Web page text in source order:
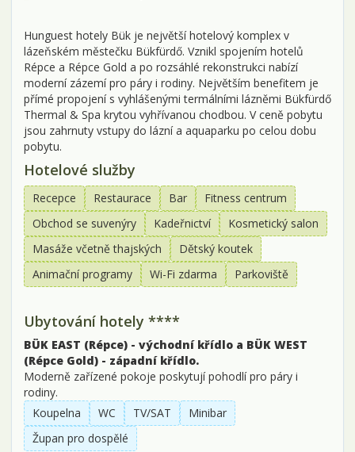
Hunguest hotely Bük je největší hotelový komplex v
lázeňském městečku Bükfürdő. Vznikl spojením hotelů
Répce a Répce Gold a po rozsáhlé rekonstrukci nabízí
moderní zázemí pro páry i rodiny. Největším benefitem je
přímé propojení s vyhlášenými termálními lázněmi Bükfürdő
Thermal & Spa krytou vyhřívanou chodbou. V ceně pobytu
jsou zahrnuty vstupy do lázní a aquaparku po celou dobu
pobytu.
Hotelové služby
Recepce Restaurace Bar
Fitness centrum
Obchod se suvenýry
Kadeřnictví
Kosmetický salon
Masáže včetně thajských
Dětský koutek
Animační programy
Wi-Fi zdarma Parkoviště
Ubytování hotely ****
BÜK EAST (Répce) - východní křídlo a BÜK WEST
(Répce Gold) - západní křídlo.
Moderně zařízené pokoje poskytují pohodlí pro páry i
rodiny.
Koupelna
WC TV/SAT
Minibar
Župan pro dospělé